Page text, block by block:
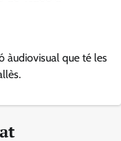
àudiovisual que té les